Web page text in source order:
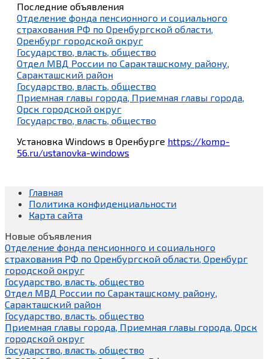
Последние объявления
Отделение фонда пенсионного и социального
страхования РФ по Оренбургской области,
Оренбург городской округ
Государство, власть, общество
Отдел МВД России по Саракташскому району,
Саракташский район
Государство, власть, общество
Приемная главы города, Приемная главы города,
Орск городской округ
Государство, власть, общество
Установка Windows в Оренбурге https://komp-
56.ru/ustanovka-windows
Главная
Политика конфиденциальности
Карта сайта
Новые объявления
Отделение фонда пенсионного и социального
страхования РФ по Оренбургской области, Оренбург
городской округ
Государство, власть, общество
Отдел МВД России по Саракташскому району,
Саракташский район
Государство, власть, общество
Приемная главы города, Приемная главы города, Орск
городской округ
Государство, власть, общество